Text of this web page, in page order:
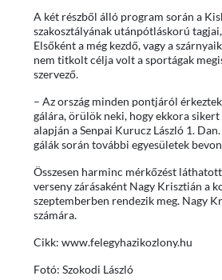
A két részből álló program során a
szakosztályának utánpótláskorú
Elsőként a még kezdő, vagy a
nem titkolt célja volt a sportágak
szervező.
– Az ország minden pontjáról
gálára, örülök neki, hogy ekkora
alapján a Senpai Kurucz László 1.
gálák során további egyesületek
Összesen harminc mérkőzést
verseny zárásaként Nagy Krisztián a
szeptemberben rendezik meg. Nagy
számára.
Cikk: www.felegyhazikozlony.hu
Fotó: Szokodi László